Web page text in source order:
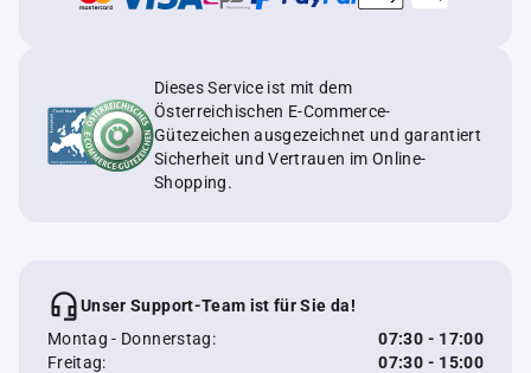
Dieses Service ist mit dem
Österreichischen E-Commerce-
Gütezeichen ausgezeichnet und garantiert
Sicherheit und Vertrauen im Online-
Shopping.
Unser Support-Team ist für Sie da!
Montag - Donnerstag:
07:30 - 17:00
Freitag:
07:30 - 15:00